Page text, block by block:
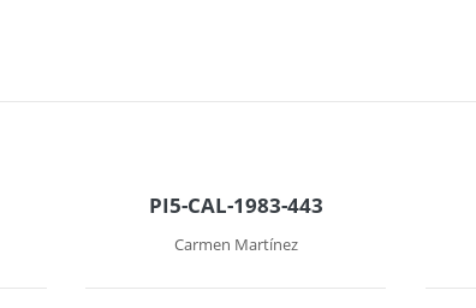
PI5-CAL-1983-443
Carmen Martínez